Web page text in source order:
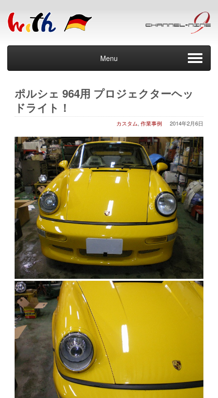
Menu
ポルシェ 964用 プロジェクターヘッ
ドライト！
2014年2月6日
カスタム, 作業事例